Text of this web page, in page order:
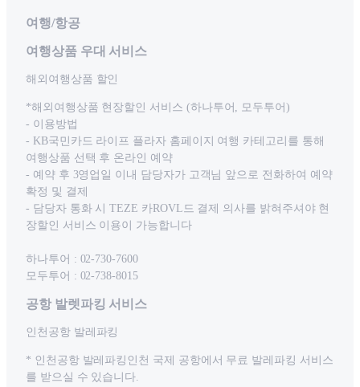
여행/항공
여행상품 우대 서비스
해외여행상품 할인
*해외여행상품 현장할인 서비스 (하나투어, 모두투어)
- 이용방법
- KB국민카드 라이프 플라자 홈페이지 여행 카테고리를 통해
여행상품 선택 후 온라인 예약
- 예약 후 3영업일 이내 담당자가 고객님 앞으로 전화하여 예약
확정 및 결제
- 담당자 통화 시 TEZE 카ROVL드 결제 의사를 밝혀주셔야 현
장할인 서비스 이용이 가능합니다
하나투어 : 02-730-7600
모두투어 : 02-738-8015
공항 발렛파킹 서비스
인천공항 발레파킹
* 인천공항 발레파킹인천 국제 공항에서 무료 발레파킹 서비스
를 받으실 수 있습니다.